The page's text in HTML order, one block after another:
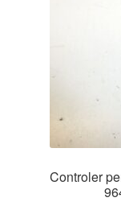
Controler